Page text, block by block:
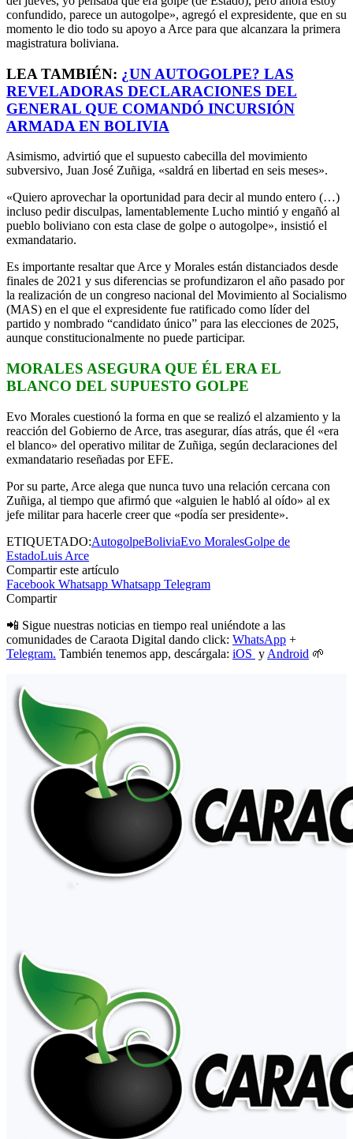
confundido, parece un autogolpe», agregó el expresidente, que en su
momento le dio todo su apoyo a Arce para que alcanzara la primera
magistratura boliviana.
LEA TAMBIÉN: ¿UN AUTOGOLPE? LAS
REVELADORAS DECLARACIONES DEL
GENERAL QUE COMANDÓ INCURSIÓN
ARMADA EN BOLIVIA
Asimismo, advirtió que el supuesto cabecilla del movimiento
subversivo, Juan José Zuñiga, «saldrá en libertad en seis meses».
«Quiero aprovechar la oportunidad para decir al mundo entero (…)
incluso pedir disculpas, lamentablemente Lucho mintió y engañó al
pueblo boliviano con esta clase de golpe o autogolpe», insistió el
exmandatario.
Es importante resaltar que Arce y Morales están distanciados desde
finales de 2021 y sus diferencias se profundizaron el año pasado por
la realización de un congreso nacional del Movimiento al Socialismo
(MAS) en el que el expresidente fue ratificado como líder del
partido y nombrado “candidato único” para las elecciones de 2025,
aunque constitucionalmente no puede participar.
MORALES ASEGURA QUE ÉL ERA EL
BLANCO DEL SUPUESTO GOLPE
Evo Morales cuestionó la forma en que se realizó el alzamiento y la
reacción del Gobierno de Arce, tras asegurar, días atrás, que él «era
el blanco» del operativo militar de Zuñiga, según declaraciones del
exmandatario reseñadas por EFE.
Por su parte, Arce alega que nunca tuvo una relación cercana con
Zuñiga, al tiempo que afirmó que «alguien le habló al oído» al ex
jefe militar para hacerle creer que «podía ser presidente».
ETIQUETADO:AutogolpeBoliviaEvo MoralesGolpe de
EstadoLuis Arce
Compartir este artículo
Facebook Whatsapp Whatsapp Telegram
Compartir
📲 Sigue nuestras noticias en tiempo real uniéndote a las
comunidades de Caraota Digital dando click: WhatsApp +
Telegram. También tenemos app, descárgala: iOS y Android 🌱